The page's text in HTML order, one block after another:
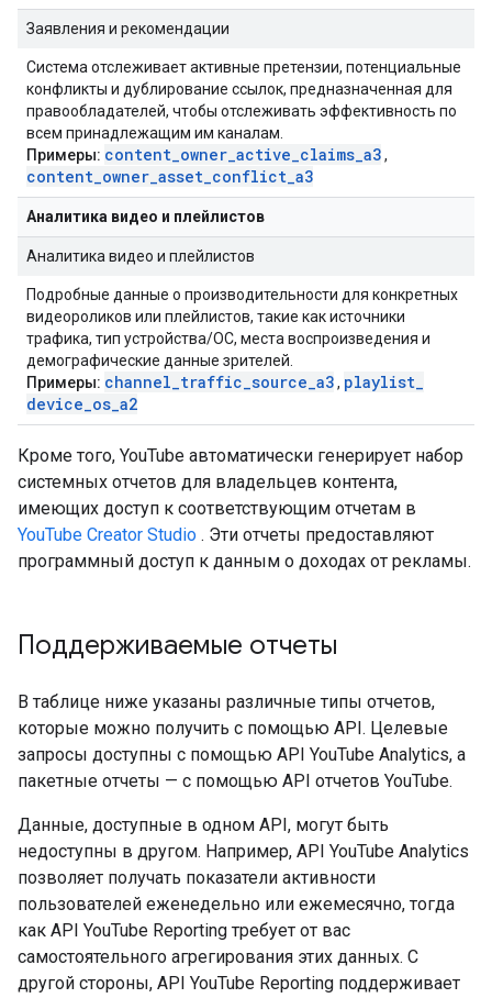
Заявления и рекомендации
Система отслеживает активные претензии, потенциальные
конфликты и дублирование ссылок, предназначенная для
правообладателей, чтобы отслеживать эффективность по
всем принадлежащим им каналам.
Примеры: content_owner_active_claims_a3,
content_owner_asset_conflict_a3
Аналитика видео и плейлистов
Аналитика видео и плейлистов
Подробные данные о производительности для конкретных
видеороликов или плейлистов, такие как источники
трафика, тип устройства/ОС, места воспроизведения и
демографические данные зрителей.
Примеры: channel_traffic_source_a3, playlist_
device_os_a2
Кроме того, YouTube автоматически генерирует набор
системных отчетов для владельцев контента,
имеющих доступ к соответствующим отчетам в
YouTube Creator Studio . Эти отчеты предоставляют
программный доступ к данным о доходах от рекламы.
Поддерживаемые отчеты
В таблице ниже указаны различные типы отчетов,
которые можно получить с помощью API. Целевые
запросы доступны с помощью API YouTube Analytics, а
пакетные отчеты — с помощью API отчетов YouTube.
Данные, доступные в одном API, могут быть
недоступны в другом. Например, API YouTube Analytics
позволяет получать показатели активности
пользователей еженедельно или ежемесячно, тогда
как API YouTube Reporting требует от вас
самостоятельного агрегирования этих данных. С
другой стороны, API YouTube Reporting поддерживает